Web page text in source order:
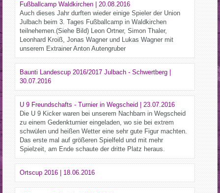
Fußballcamp Waldkirchen | 20.08.2016
Auch dieses Jahr durften wieder einige Spieler der Union
Julbach beim 3. Tages Fußballcamp in Waldkirchen
teilnehemen.(Siehe Bild) Leon Ortner, Simon Thaler,
Leonhard Kroiß, Jonas Wagner und Lukas Wagner mit
unserem Extrainer Anton Autengruber
Baunti Landescup 2016/2017 Julbach - Schwertberg |
30.07.2016
U 9 Freundschafts - Turnier in Wegscheid | 23.07.2016
Die U 9 Kicker waren bei unserem Nachbarn in Wegscheid
zu einem Gedenkturnier eingeladen, wo sie bei extrem
schwülen und heißen Wetter eine sehr gute Figur machten.
Das erste mal auf größeren Spielfeld und mit mehr
Spielzeit, am Ende schaute der dritte Platz heraus.
Ortscup 2016 | 18.06.2016